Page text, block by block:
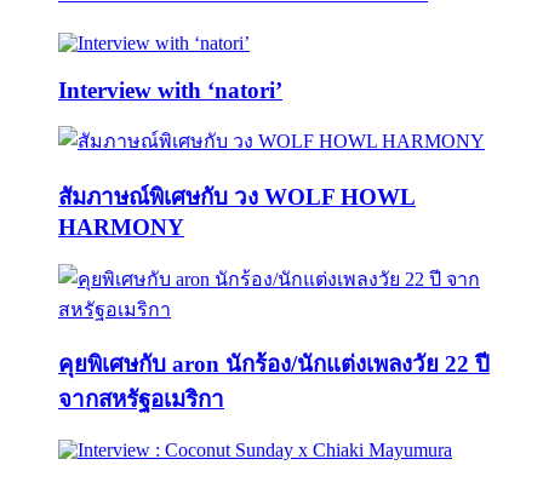
Interview with ‘natori’
สัมภาษณ์พิเศษกับ วง WOLF HOWL
HARMONY
คุยพิเศษกับ aron นักร้อง/นักแต่งเพลงวัย 22 ปี
จากสหรัฐอเมริกา